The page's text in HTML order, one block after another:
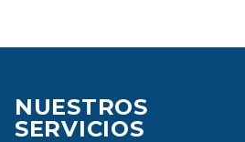
NUESTROS
SERVICIOS